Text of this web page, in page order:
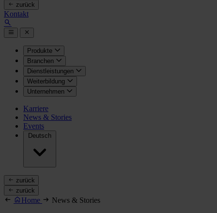
zurück
Kontakt
Produkte
Branchen
Dienstleistungen
Weiterbildung
Unternehmen
Karriere
News & Stories
Events
Deutsch
zurück
zurück
Home News & Stories